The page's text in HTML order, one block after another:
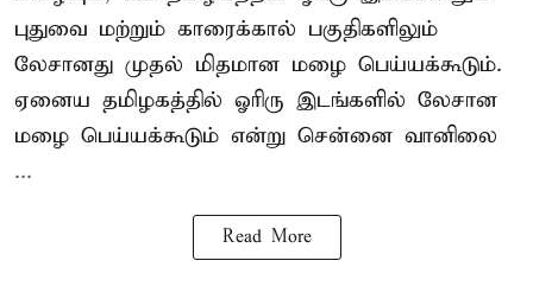
புதுவை மற்றும் காரைக்கால் பகுதிகளிலும்
லேசானது முதல் மிதமான மழை பெய்யக்கூடும்.
ஏனைய தமிழகத்தில் ஓரிரு இடங்களில் லேசான
மழை பெய்யக்கூடும் என்று சென்னை வானிலை
...
Read More